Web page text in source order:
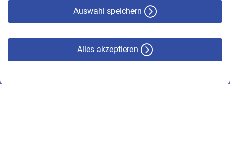
Auswahl speichern
Alles akzeptieren
© VBL 2026